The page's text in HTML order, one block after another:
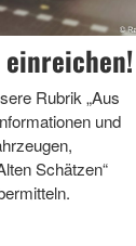
Rubrik „Aus
und
Schätzen“